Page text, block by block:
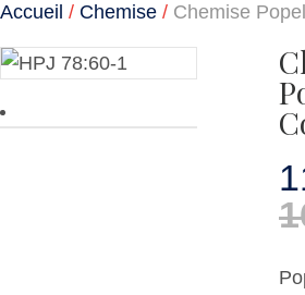
SERVICE
E-COMMERCE
CONTACT
Accueil Chemise Chemise